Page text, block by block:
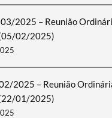
03/2025 – Reunião
02/2025)
2025 – Reunião
01/2025)